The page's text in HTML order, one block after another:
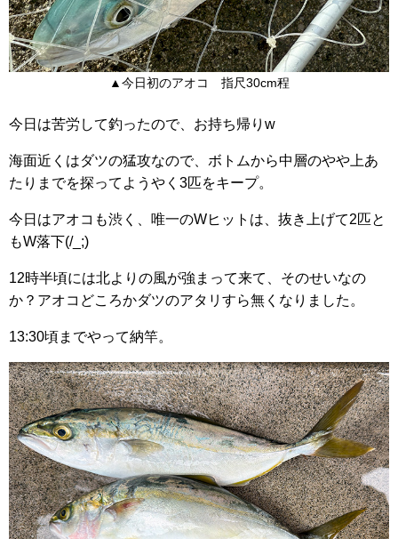
▲今日初のアオコ 指尺30cm程
今日は苦労して釣ったので、お持ち帰りw
海面近くはダツの猛攻なので、ボトムから中層のやや上あ
たりまでを探ってようやく3匹をキープ。
今日はアオコも渋く、唯一のWヒットは、抜き上げて2匹と
もW落下(/_;)
12時半頃には北よりの風が強まって来て、そのせいなの
か？アオコどころかダツのアタリすら無くなりました。
13:30頃までやって納竿。